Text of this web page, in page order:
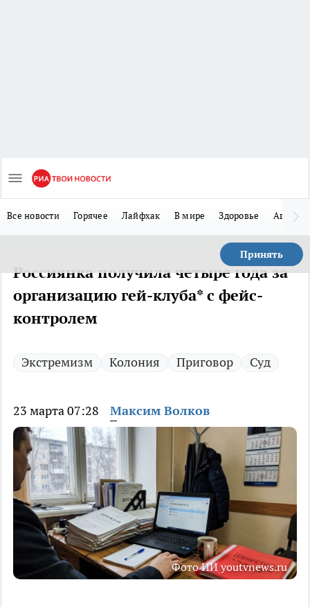
Все новости Горячее Лайфхак В мире Здоровье Авто
Принять
Россиянка получила четыре года за
организацию гей-клуба* с фейс-
контролем
Экстремизм Колония Приговор Суд
23 марта 07:28 Максим Волков
Фото ИИ youtvnews.ru